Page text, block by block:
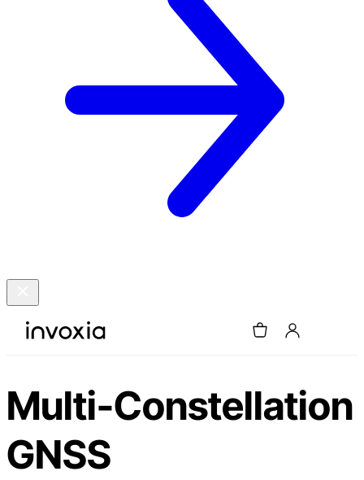
Multi-Constellation
GNSS